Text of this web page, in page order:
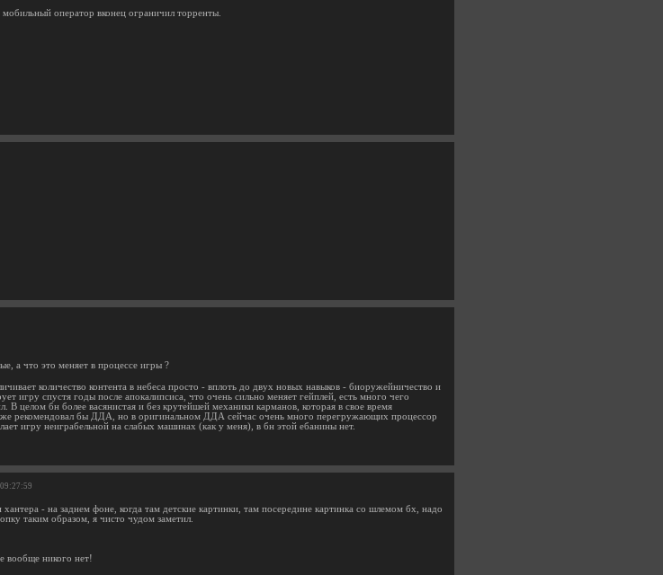
оператор вконец ограничил торренты.
а что это меняет в процессе игры ?
количество контента в небеса просто - вплоть до двух новых навыков - биоружейничество и
игру спустя годы после апокалипсиса, что очень сильно меняет гейплей, есть много чего
В целом бн более васянистая и без крутейшей механики карманов, которая в свое время
рекомендовал бы ДДА, но в оригинальном ДДА сейчас очень много перегружающих процессор
игру неиграбельной на слабых машинах (как у меня), в бн этой ебанины нет.
09:27:59
- на заднем фоне, когда там детские картинки, там посередине картинка со шлемом бх, надо
таким образом, я чисто чудом заметил.
вообще никого нет!